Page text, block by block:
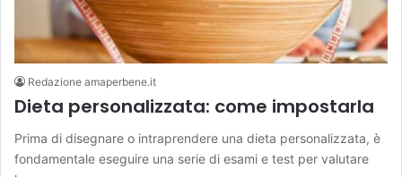
Redazione amaperbene.it
Dieta personalizzata: come impostarla
Prima di disegnare o intraprendere una dieta personalizzata, è
fondamentale eseguire una serie di esami e test per valutare